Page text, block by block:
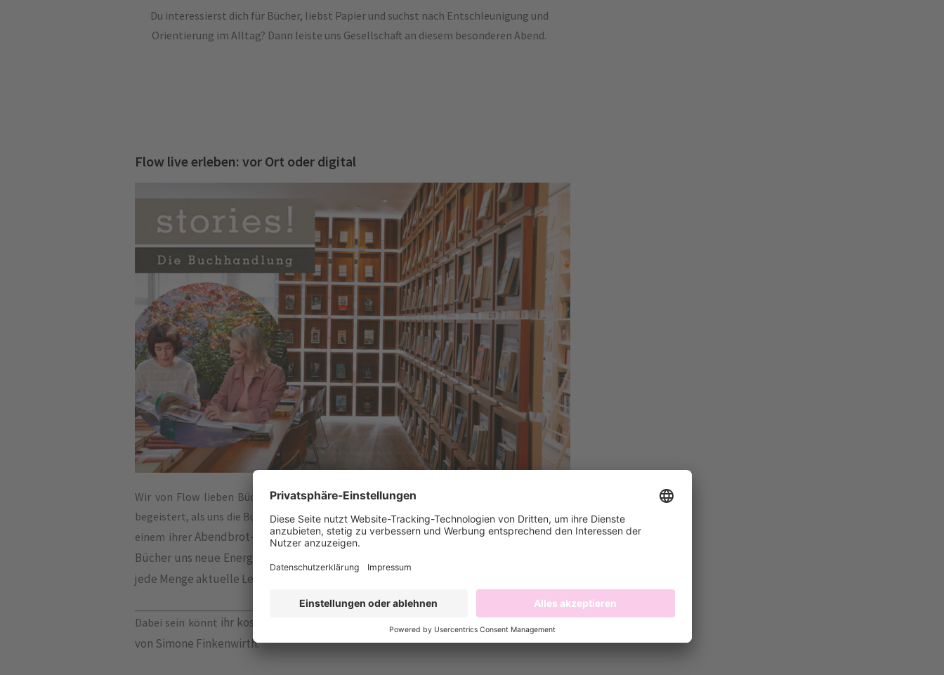
Du interessierst dich für Bücher, liebst Papier und suchst nach Entschleunigung und
Orientierung im Alltag? Dann leiste uns Gesellschaft an diesem besonderen Abend.
Flow live erleben: vor Ort oder digital
Wir von Flow lieben Bücher. Und stellen euch im Heft auch viele vor. Deshalb waren wir
begeistert, als uns die Buchhandlung stories! in Hamburg für den 11.2.2026 um 19:30 Uhr zu
einem ihrerAbendbrot-Events einlud. Dort sprechen wirüber Flow und darüber, wie
Bücher uns neue Energie schenken. Ihr bekommt tolle
jede Menge aktuelle Leseempfehlungen.
Dabei sein könnt ihr kostenlos live vor Ort oder via Stream. M
oderiert wird der Abend
von Simone Finkenwirth.